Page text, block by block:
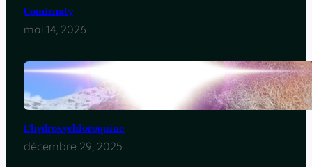
Comirnaty
mai 14, 2026
L’hydroxychloroquine
décembre 29, 2025